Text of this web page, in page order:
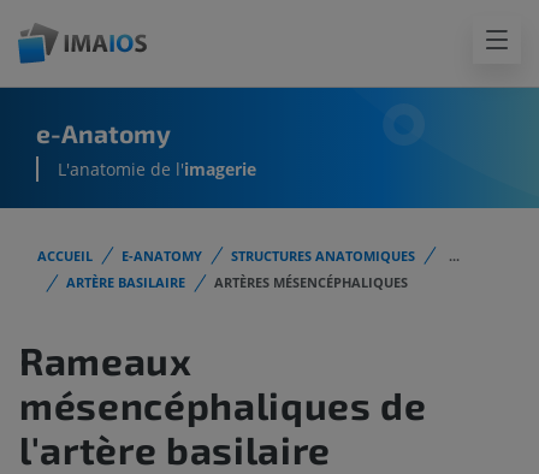
e-Anatomy
L'anatomie de l'imagerie
ACCUEIL E-ANATOMY STRUCTURES ANATOMIQUES
...
ARTÈRE BASILAIRE
ARTÈRES MÉSENCÉPHALIQUES
Rameaux
mésencéphaliques de
l'artère basilaire